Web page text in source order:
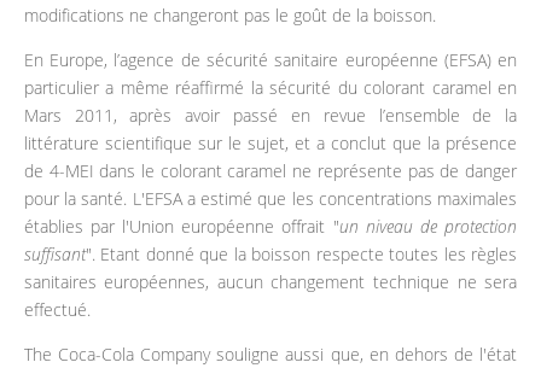
modifications ne changeront pas le goût de la boisson.
En Europe, l’agence de sécurité sanitaire européenne (EFSA) en
particulier a même réaffirmé la sécurité du colorant caramel en
Mars 2011, après avoir passé en revue l’ensemble de la
littérature scientifique sur le sujet, et a conclut que la présence
de 4-MEI dans le colorant caramel ne représente pas de danger
pour la santé. L'EFSA a estimé que les concentrations maximales
établies par l'Union européenne offrait "un niveau de protection
suffisant". Etant donné que la boisson respecte toutes les règles
sanitaires européennes, aucun changement technique ne sera
effectué.
The Coca-Cola Company souligne aussi que, en dehors de l'état